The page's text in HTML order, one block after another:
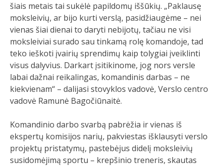
šiais metais tai sukėlė papildomų iššūkių. „Paklausę
moksleivių, ar bijo kurti verslą, pasidžiaugėme – nei
vienas šiai dienai to daryti nebijotų, tačiau ne visi
moksleiviai surado sau tinkamą rolę komandoje, tad
teko ieškoti įvairių sprendimų kaip tolygiai įveiklinti
visus dalyvius. Darkart įsitikinome, jog nors versle
labai dažnai reikalingas, komandinis darbas – ne
kiekvienam“ – dalijasi stovyklos vadovė, Verslo centro
vadovė Ramunė Bagočiūnaitė.
Komandinio darbo svarbą pabrėžia ir vienas iš
ekspertų komisijos narių, pakviestas išklausyti verslo
projektų pristatymų, pastebėjus didelį moksleivių
susidomėjimą sportu – krepšinio treneris, skautas